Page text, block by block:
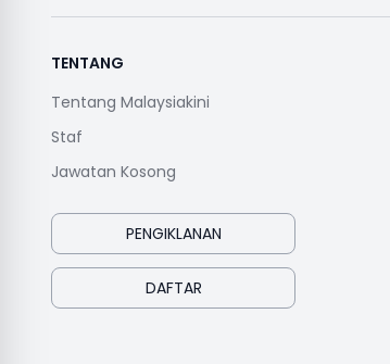
TENTANG
Tentang Malaysiakini
Staf
Jawatan Kosong
PENGIKLANAN
DAFTAR